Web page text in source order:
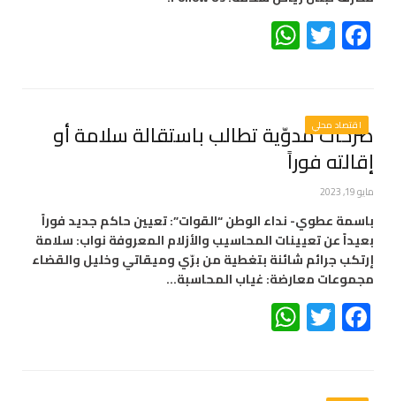
Facebook
Twitter
اقتصاد محلي
صرخات مدوّية تطالب باستقالة سلامة أو
إقالته فوراً
مايو 19, 2023
باسمة عطوي- نداء الوطن “القوات”: تعيين حاكم جديد فوراً
بعيداً عن تعيينات المحاسيب والأزلام المعروفة نواب: سلامة
إرتكب جرائم شائنة بتغطية من برّي وميقاتي وخليل والقضاء
مجموعات معارضة: غياب المحاسبة…
Facebook
Twitter